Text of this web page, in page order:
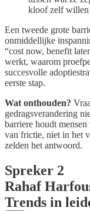
kloof zelf willen
Een tweede grote
onmiddellijke
“cost now, benefit
werkt, waarom
succesvolle
eerste stap.
Wat onthouden?
gedragsverandering
barriere houdt
van frictie, niet in het
zelden het antwoord.
Spreker 2
Rahaf
Trends in